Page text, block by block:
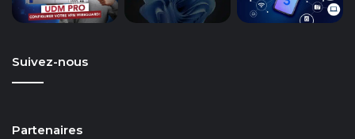
Suivez-nous
Partenaires